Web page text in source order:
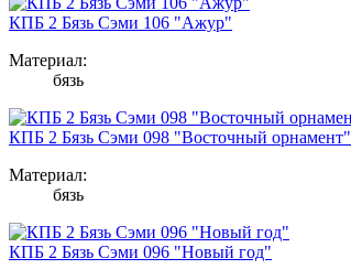
КПБ 2 Бязь Сэми 106 "Ажур"
Материал:
бязь
КПБ 2 Бязь Сэми 098 "Восточный орнамент"
Материал:
бязь
КПБ 2 Бязь Сэми 096 "Новый год"